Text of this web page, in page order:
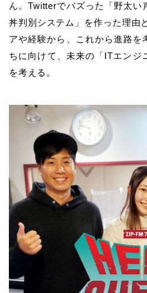
ん。Twitterでバズった「野太い
丼判別システム」を作った理由
アや経験から、これから進路を
ちに向けて、未来の「ITエンジ
を考える。